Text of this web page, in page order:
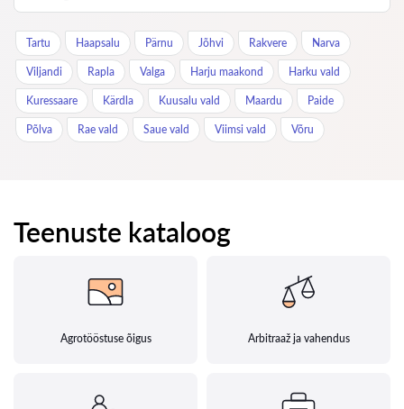
Tartu Haapsalu Pärnu Jõhvi Rakvere Narva
Viljandi Rapla Valga Harju maakond Harku vald
Kuressaare Kärdla Kuusalu vald Maardu Paide
Põlva Rae vald Saue vald Viimsi vald Võru
Teenuste kataloog
Agrotööstuse õigus Arbitraaž ja vahendus